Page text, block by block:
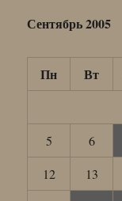
Сентябрь 2005
Пн Вт
5 6
12
13